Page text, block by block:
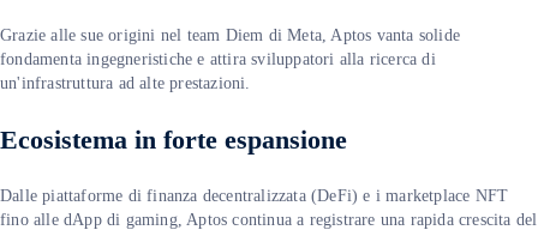
Grazie alle sue origini nel team Diem di Meta, Aptos vanta solide
fondamenta ingegneristiche e attira sviluppatori alla ricerca di
un'infrastruttura ad alte prestazioni.
Ecosistema in forte espansione
Dalle piattaforme di finanza decentralizzata (DeFi) e i marketplace NFT
fino alle dApp di gaming, Aptos continua a registrare una rapida crescita del